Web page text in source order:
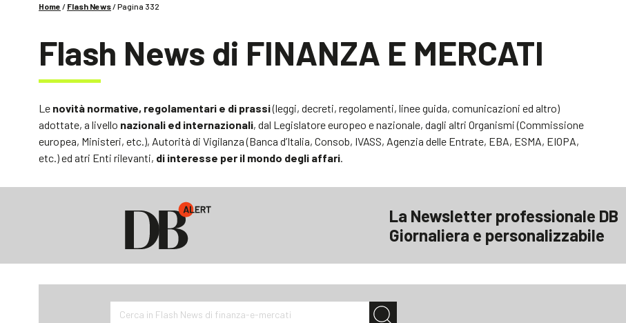
Note
Home / Flash News/Pagina 332
Flash News di FINANZA E MERCATI
Le novità normative, regolamentari e di prassi(leggi, decreti, regolamenti, linee guida, comunicazioni ed altro)
adottate, a livello nazionali ed internazionali, dal Legislatore europeo e nazionale, dagli altri Organismi (Commissione
europea, Ministeri, etc.), Autorità di Vigilanza (Banca d’Italia, Consob, IVASS, Agenzia delle Entrate, EBA, ESMA, EIOPA,
etc.) ed atri Enti rilevanti, di interesse per il mondo degli affari.
La Newsletter professionale DB
Giornaliera e personalizzabile
Cerca in Flash News di finanza-e-mercati